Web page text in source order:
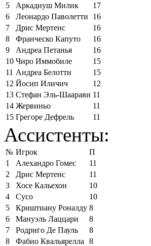
5
Аркадиуш Милик
17
6
Леонардо Паволетти
16
7
Дрис Мертенс
16
8
Франческо Капуто
16
9
Андреа Петанья
16
10 Чиро Иммобиле
15
11 Андреа Белотти
15
12 Йосип Иличич
12
13 Стефан Эль-Шаарави 11
14 Жервиньо
11
15 Грегоре Дефрель 11
Ассистенты:
№ Игрок
П
1
Алехандро Гомес
11
2
Дрис Мертенс
11
3
Хосе Кальехон
10
4
Сусо
10
5
Криштиану Роналду 8
6
Мануэль Лаццари
8
7
Родриго Де Пауль
8
8
Фабио Квальярелла
8